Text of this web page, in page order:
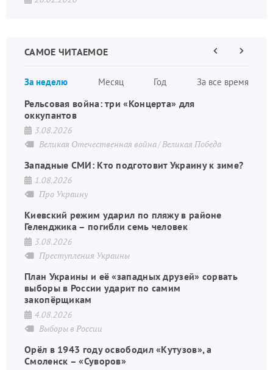
САМОЕ ЧИТАЕМОЕ
За неделю Месяц Год За все время
страниц
ПредыдущаяСледующая
Рельсовая война: три «Концерта» для
оккупантов
3.08.2026
Великая Отечественная война Великая Победа
Западные СМИ: Кто подготовит Украину к зиме?
1.08.2026
Про Украину
Киевский режим ударил по пляжу в районе
Геленджика – погибли семь человек
3.08.2026
Преступления Украины
План Украины и её «западных друзей» сорвать
выборы в России ударит по самим
закопёрщикам
4.08.2026
Выборы в России
Орёл в 1943 году освободил «Кутузов», а
Смоленск – «Суворов»